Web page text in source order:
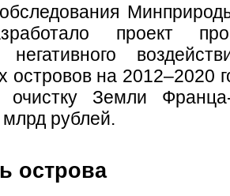
проект
негативного
островов на
Земли
рублей.
острова